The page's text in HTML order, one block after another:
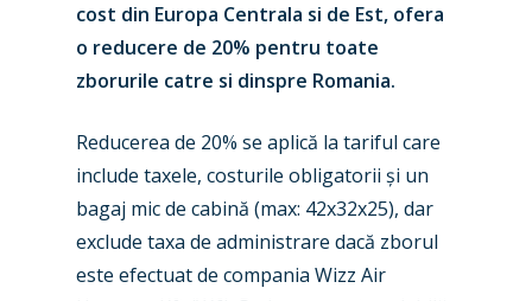
cost din Europa Centrala si de Est, ofera
o reducere de 20% pentru toate
zborurile catre si dinspre Romania.
Reducerea de 20% se aplică la tariful care
include taxele, costurile obligatorii și un
bagaj mic de cabină (max: 42x32x25), dar
exclude taxa de administrare dacă zborul
este efectuat de compania Wizz Air
New Routes
Industry